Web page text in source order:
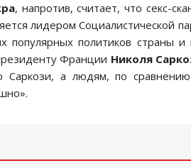
, напротив, считает, что секс-
лидером Социалистической
популярных политиков страны
Франции Николя
а людям, по